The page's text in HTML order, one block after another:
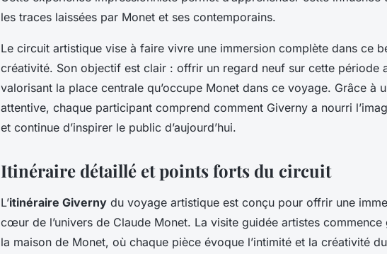
les traces laissées par Monet et ses contemporains.
Le circuit artistique vise à faire vivre une immersion complète dans ce
créativité. Son objectif est clair : offrir un regard neuf sur cette période
valorisant la place centrale qu’occupe Monet dans ce voyage. Grâce à
attentive, chaque participant comprend comment Giverny a nourri
et continue d’inspirer le public d’aujourd’hui.
Itinéraire détaillé et points forts du circuit
L’itinéraire Giverny du voyage artistique est conçu pour offrir une
cœur de l’univers de Claude Monet. La visite guidée artistes commence
la maison de Monet, où chaque pièce évoque l’intimité et la créativité